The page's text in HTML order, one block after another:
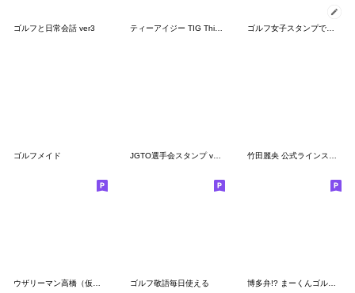
ゴルフと日常会話 ver3 ゴルフ女子スタンプです。
ゴルフメイド
ウザリーマン高橋（仮）３ ゴルフ敬語毎日使える 博多弁!? まーくんゴルフスタンプ